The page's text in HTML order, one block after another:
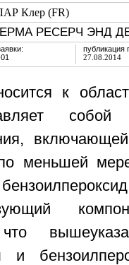
Клер (FR)
РЕСЕРЧ ЭНД
публикация
27.08.2014
к
меньшей
и